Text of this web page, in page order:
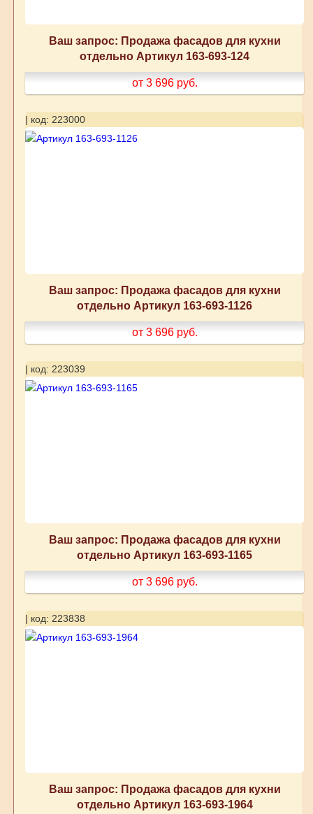
Ваш запрос: Продажа фасадов для кухни
отдельно Артикул 163-693-124
от 3 696 руб.
| код: 223000
Ваш запрос: Продажа фасадов для кухни
отдельно Артикул 163-693-1126
от 3 696 руб.
| код: 223039
Ваш запрос: Продажа фасадов для кухни
отдельно Артикул 163-693-1165
от 3 696 руб.
| код: 223838
Ваш запрос: Продажа фасадов для кухни
отдельно Артикул 163-693-1964